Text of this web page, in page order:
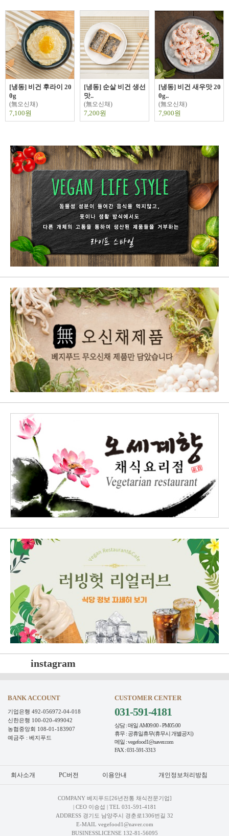
[냉동] 비건 후라이 20
0g
(無오신채)
7,100원
[냉동] 순살 비건 생선
맛..
(無오신채)
7,200원
[냉동] 비건 새우맛 20
0g..
(無오신채)
7,900원
instagram
BANK ACCOUNT
기업은행 492-056972-04-018
신한은행 100-020-499042
농협중앙회 108-01-183907
예금주 : 베지푸드
CUSTOMER CENTER
031-591-4181
상담 : 매일 AM09:00 - PM05:00
휴무 : 공휴일휴무(휴무시 개별공지)
메일 : vegefood1@naver.com
FAX : 031-591-3313
회사소개 PC버전 이용안내 개인정보처리방침
COMPANY 베지푸드[26년전통 채식전문기업]
| CEO 이승섭 | TEL 031-591-4181
ADDRESS 경기도 남양주시 경춘로1306번길 32
E-MAIL vegefood1@naver.com
BUSINESSLICENSE 132-81-56095